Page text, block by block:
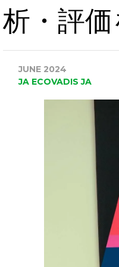
析・評
JUNE 2024
‏‏JA‎ E‏‏‏‏COVADIS ‏‏JA‎